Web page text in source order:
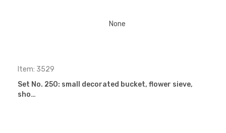
Item: 3529
Set No. 250: small decorated bucket, flower sieve,
sho…